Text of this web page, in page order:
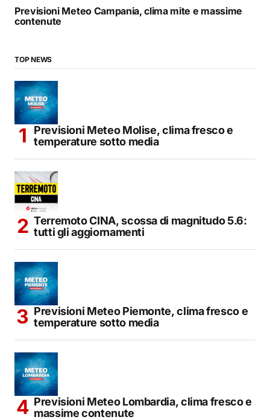
Previsioni Meteo Campania, clima mite e massime
contenute
TOP NEWS
Previsioni Meteo Molise, clima fresco e
temperature sotto media
Terremoto CINA, scossa di magnitudo 5.6:
tutti gli aggiornamenti
Previsioni Meteo Piemonte, clima fresco e
temperature sotto media
Previsioni Meteo Lombardia, clima fresco e
massime contenute